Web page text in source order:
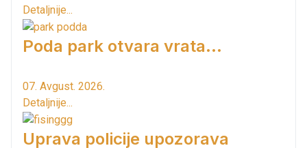
Detaljnije...
Poda park otvara vrata...
07. Avgust. 2026.
Detaljnije...
Uprava policije upozorava